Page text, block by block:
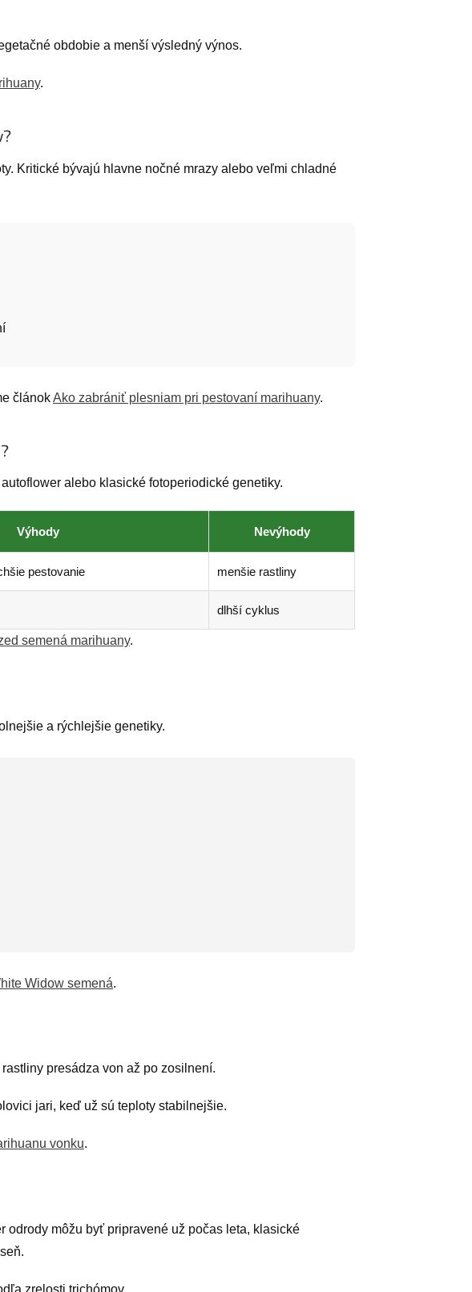
obdobie a menší výsledný výnos.
.
Kritické bývajú hlavne nočné mrazy alebo veľmi chladné
článokAko zabrániť plesniam pri pestovaní marihuany.
alebo klasické fotoperiodické genetiky.
Výhody Nevýhody
pestovanie menšie rastliny
dlhší cyklus
semená marihuany.
a rýchlejšie genetiky.
Widow semená.
presádza von až po zosilnení.
jari, keď už sú teploty stabilnejšie.
vonku.
odrody môžu byť pripravené už počas leta, klasické
zrelosti trichómov.